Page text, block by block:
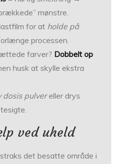
mønstre.
for at holde på
processen.
farver? Dobbelt op
husk at skylle ekstra
dosis pulvereller drys
ved uheld
det besatte område i